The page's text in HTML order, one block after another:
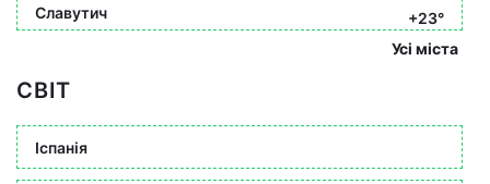
Славутич
+23°
Усі міста
СВІТ
Іспанія